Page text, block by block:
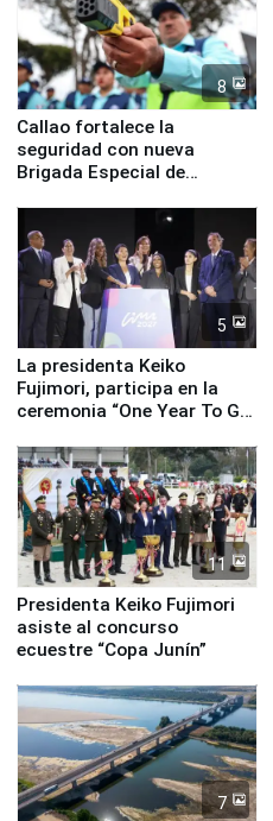
8
Callao fortalece la
seguridad con nueva
Brigada Especial de
equipamiento para
Serenazgo
5
La presidenta Keiko
Fujimori, participa en la
ceremonia “One Year To Go
11
Presidenta Keiko Fujimori
asiste al concurso
ecuestre “Copa Junín”
7